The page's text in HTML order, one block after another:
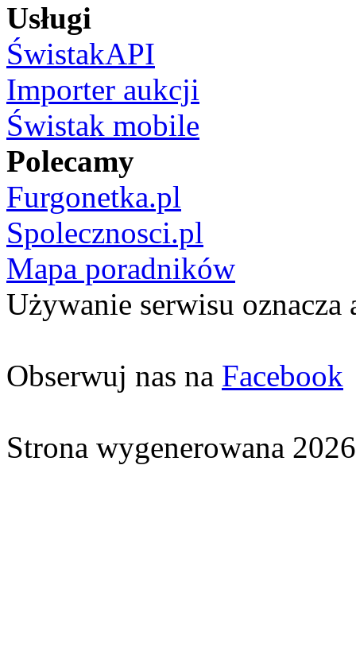
Usługi
ŚwistakAPI
Importer aukcji
Świstak mobile
Polecamy
Furgonetka.pl
Spolecznosci.pl
Mapa poradników
Używanie serwisu oznacza
Obserwuj nas na Facebook
Strona wygenerowana